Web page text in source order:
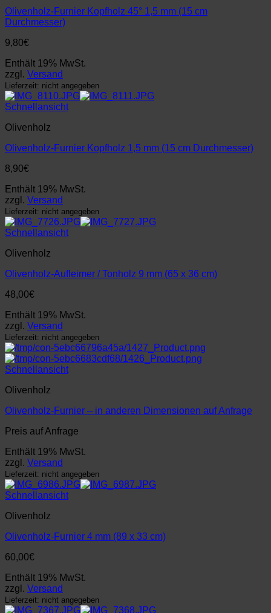
Olivenholz-Furnier Kopfholz 45° 1,5 mm (15 cm
Durchmesser)
9,80€
Enthält 19% MwSt.
zzgl. Versand
Lieferzeit: nicht angegeben
Schnellansicht
Olivenholz
Olivenholz-Furnier Kopfholz 1,5 mm (15 cm Durchmesser)
8,90€
Enthält 19% MwSt.
zzgl. Versand
Lieferzeit: nicht angegeben
Schnellansicht
Olivenholz
Olivenholz-Aufleimer / Tonholz 9 mm (65 x 36 cm)
48,00€
Enthält 19% MwSt.
zzgl. Versand
Lieferzeit: nicht angegeben
Schnellansicht
Olivenholz
Olivenholz-Furnier – in anderen Dimensionen auf Anfrage
Preis auf Anfrage
Enthält 19% MwSt.
zzgl. Versand
Lieferzeit: nicht angegeben
Schnellansicht
Olivenholz
Olivenholz-Furnier 4 mm (89 x 33 cm)
60,00€
Enthält 19% MwSt.
zzgl. Versand
Lieferzeit: nicht angegeben